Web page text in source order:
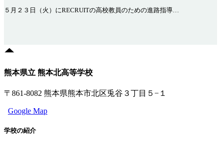
５月２３日（火）にRECRUITの高校教員のための進路指導…
熊本県立 熊本北高等学校
〒861-8082 熊本県熊本市北区兎谷３丁目５−１
Google Map
学校の紹介